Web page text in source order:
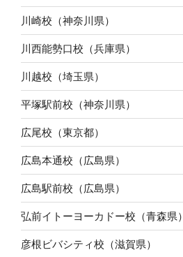
川崎校（神奈川県）
川西能勢口校（兵庫県）
川越校（埼玉県）
平塚駅前校（神奈川県）
広尾校（東京都）
広島本通校（広島県）
広島駅前校（広島県）
弘前イトーヨーカドー校（青森県）
彦根ビバシティ校（滋賀県）